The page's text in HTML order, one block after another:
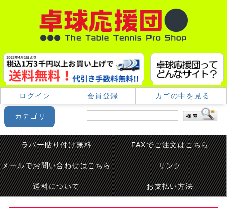
ログイン 会員登録 カゴの中を見る
ラバー貼り付け無料 FAXでご注文はこちら
メールでお問い合わせはこちら リンク
送料について お支払い方法
カテゴリ